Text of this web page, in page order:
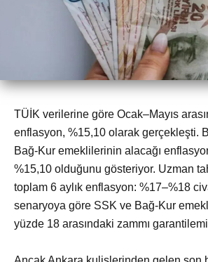
TÜİK verilerine göre Ocak–Mayıs
enflasyon, %15,10 olarak gerçekleşti.
Bağ-Kur emeklilerinin alacağı
%15,10 olduğunu gösteriyor. Uzman
toplam 6 aylık enflasyon: %17–%18
senaryoya göre SSK ve Bağ-Kur
yüzde 18 arasındaki zammı